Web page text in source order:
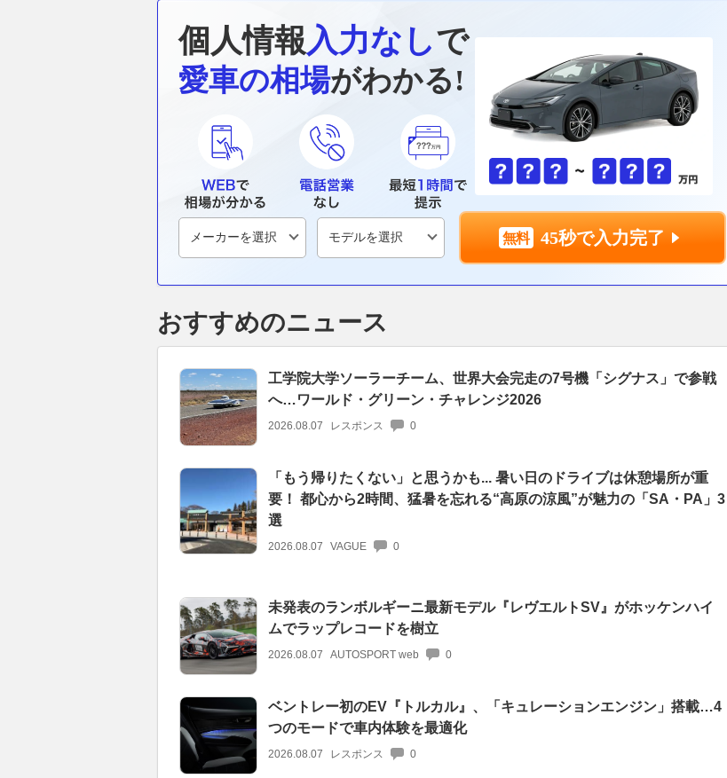
個人情報入力なしで
愛車の相場がわかる!
45秒で入力完了
おすすめのニュース
工学院大学ソーラーチーム、世界大会完走の7号機「シグナス」で参戦
へ…ワールド・グリーン・チャレンジ2026
2026.08.07 レスポンス 0
「もう帰りたくない」と思うかも... 暑い日のドライブは休憩場所が重
要！ 都心から2時間、猛暑を忘れる“高原の涼風”が魅力の「SA・PA」3
選
2026.08.07 VAGUE 0
未発表のランボルギーニ最新モデル『レヴエルトSV』がホッケンハイ
ムでラップレコードを樹立
2026.08.07 AUTOSPORT web 0
ベントレー初のEV『トルカル』、「キュレーションエンジン」搭載…4
つのモードで車内体験を最適化
2026.08.07 レスポンス 0